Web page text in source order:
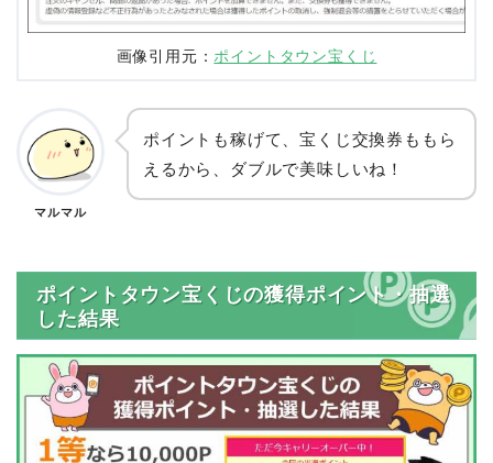
画像引用元： ポイントタウン宝くじ
マルマル
ポイントも稼げて、宝くじ交換券ももら
えるから、ダブルで美味しいね！
ポイントタウン宝くじの獲得ポイント・抽選
した結果